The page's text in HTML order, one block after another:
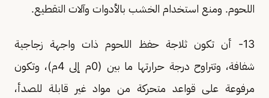
اللحوم. ومنع استخدام الخشب بالأدوات وآلات التقطيع.
13- أن تكون ثلاجة حفظ اللحوم ذات واجهة زجاجية
شفافة، وتتراوح درجة حرارتها ما بين (0م إلى 4م)، وتكون
مرفوعة على قواعد متحركة من مواد غير قابلة للصدأ،